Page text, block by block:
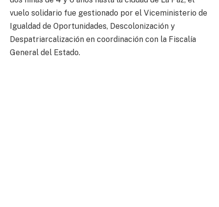
vuelo solidario fue gestionado por el Viceministerio de
Igualdad de Oportunidades, Descolonización y
Despatriarcalización en coordinación con la Fiscalía
General del Estado.